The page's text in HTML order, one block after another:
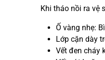
Khi tháo nồi ra vệ
Ố vàng nhẹ:
Lớp cặn dày
Vết đen cháy